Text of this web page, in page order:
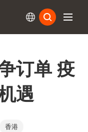
订单 疫
遇
香港